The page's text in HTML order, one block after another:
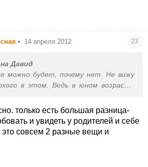
• 14 апреля 2012 23
Давид
можно будет, почему нет. Не вижу
в этом. Ведь в юном возрасте
только есть большая разница-
и увидеть у родителей и себе
это совсем 2 разные вещи и